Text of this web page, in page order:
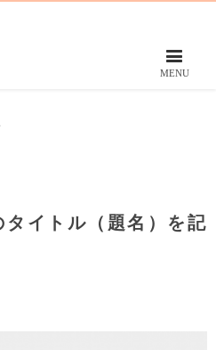
イトル（題名）を記